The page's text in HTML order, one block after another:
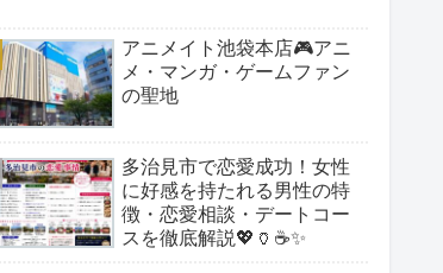
アニメイト池袋本店🎮アニ
メ・マンガ・ゲームファン
の聖地
多治見市で恋愛成功！女性
に好感を持たれる男性の特
徴・恋愛相談・デートコー
スを徹底解説💖🏺☕✨